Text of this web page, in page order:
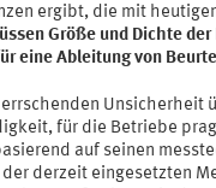
ergibt, die mit
Größe und Dichte
eine Ableitung von
Unsicherheit
für die Betriebe
auf seinen
derzeit eingesetzten